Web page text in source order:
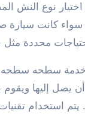
نوع النش
سواء كانت
محددة مثل
خدمة سطحه سطحه
يصل إليها
استخدام